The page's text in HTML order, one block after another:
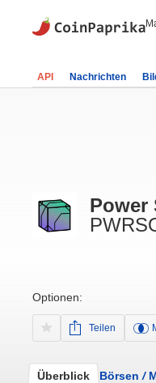
API Nachrichten
Power
Optionen:
Teilen
Überblick Börsen /